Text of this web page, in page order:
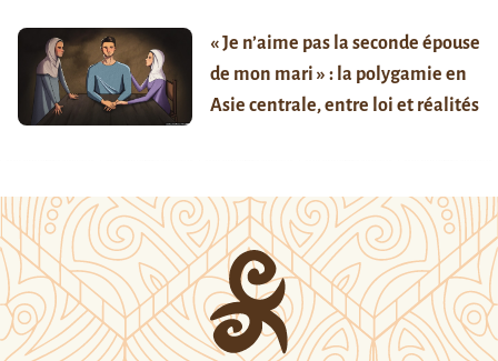
« Je n’aime pas la seconde épouse
de mon mari » : la polygamie en
Asie centrale, entre loi et réalités